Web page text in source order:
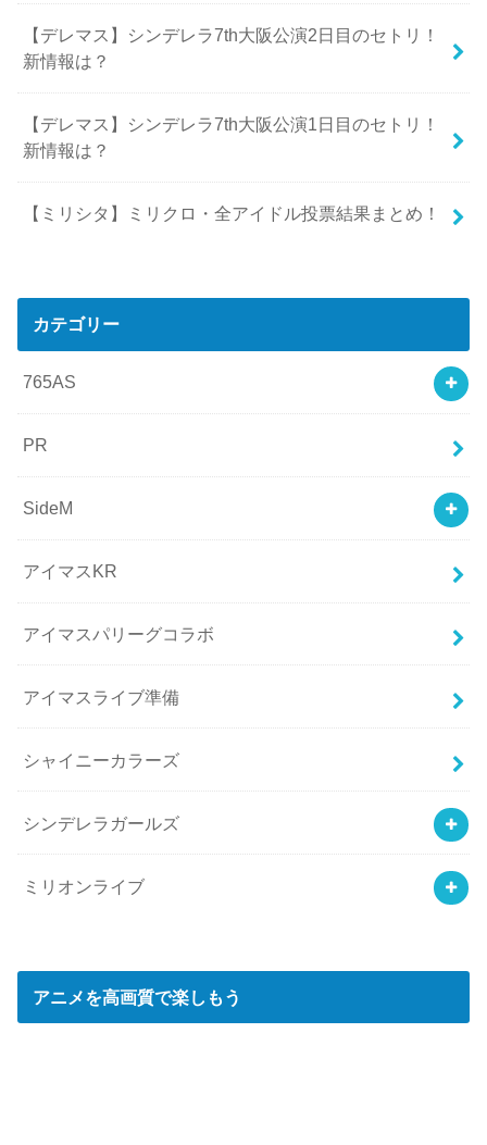
【デレマス】シンデレラ7th大阪公演2日目のセトリ！
新情報は？
【デレマス】シンデレラ7th大阪公演1日目のセトリ！
新情報は？
【ミリシタ】ミリクロ・全アイドル投票結果まとめ！
カテゴリー
765AS
PR
SideM
アイマスKR
アイマスパリーグコラボ
アイマスライブ準備
シャイニーカラーズ
シンデレラガールズ
ミリオンライブ
アニメを高画質で楽しもう